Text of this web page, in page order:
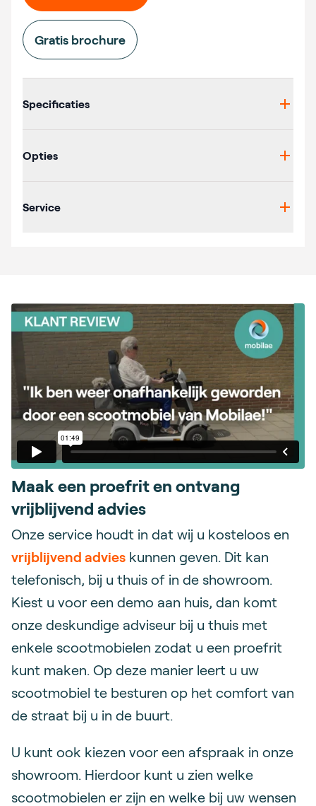
Gratis brochure
Specificaties
Opties
Service
Maak een proefrit en ontvang
vrijblijvend advies
Onze service houdt in dat wij u kosteloos en
vrijblijvend advies kunnen geven. Dit kan
telefonisch, bij u thuis of in de showroom.
Kiest u voor een demo aan huis, dan komt
onze deskundige adviseur bij u thuis met
enkele scootmobielen zodat u een proefrit
kunt maken. Op deze manier leert u uw
scootmobiel te besturen op het comfort van
de straat bij u in de buurt.
U kunt ook kiezen voor een afspraak in onze
showroom. Hierdoor kunt u zien welke
scootmobielen er zijn en welke bij uw wensen